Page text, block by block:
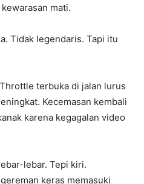
mati.
Tidak legendaris. Tapi itu
terbuka di jalan lurus
Kecemasan kembali
karena kegagalan video
lebar. Tepi kiri.
keras memasuki